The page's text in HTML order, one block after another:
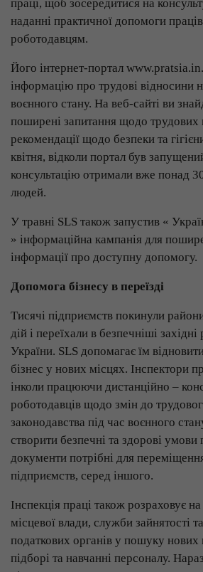
праці, щоб зосередитися на
наданні практичної допомоги
роботодавцям.
Його інтернет-портал
інформацію про трудові відносини
воєнного стану. На веб-сайті ви
поширені запитання щодо трудових
рекомендації щодо безпеки та
квітня, відколи портал був
консультацію отримали вже понад
людей.
У травні SLS також запустив «
» інформаційна кампанія для
інформації про доступну допомогу.
Допомога бізнесу в переїзді
Тисячі підприємств покинули
дій і переїхали в безпечніші західні
України. SLS допомагає їм
бізнес у нових місцях. Інспектори
інколи працюючи дистанційно –
роботодавців щодо змін до
законодавства під час воєнного
створити безпечні та здорові умови
документи потрібні для
підприємств, серед іншого.
Інспекція праці також розраховує
місцевої влади, служби зайнятості та
податкових органів у пошуку нових
підборі та навчанні персоналу.